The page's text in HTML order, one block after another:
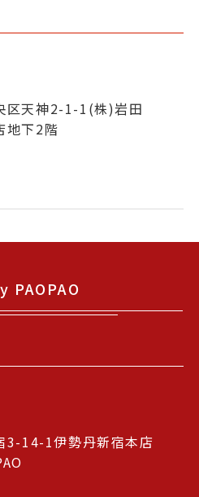
区天神2-1-1(株)岩田
地下2階
PAOPAO
3-14-1伊勢丹新宿本店